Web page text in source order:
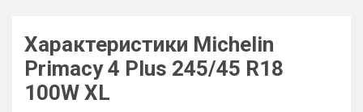
Характеристики Michelin
Primacy 4 Plus 245/45 R18
100W XL